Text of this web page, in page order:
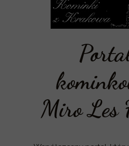
Miro Les